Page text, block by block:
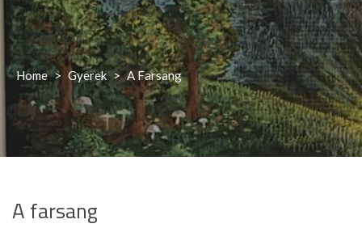
Home > Gyerek > A Farsang
A farsang